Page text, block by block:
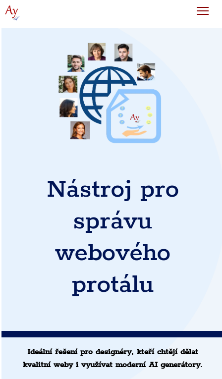
Nástroj pro
správu
webového
protálu
Ideální řešení pro designéry, kteří chtějí dělat
kvalitní weby i využívat moderní AI generátory.